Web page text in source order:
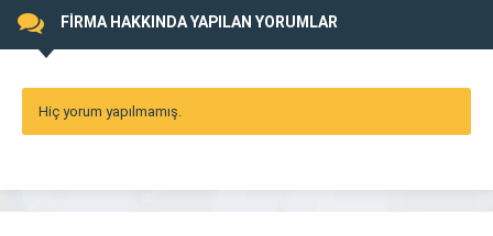
FİRMA HAKKINDA YAPILAN YORUMLAR
Hiç yorum yapılmamış.